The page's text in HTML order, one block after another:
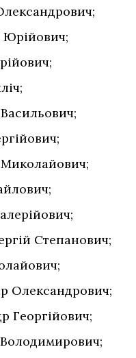
Степанович;
Олександрович;
Георгійович;